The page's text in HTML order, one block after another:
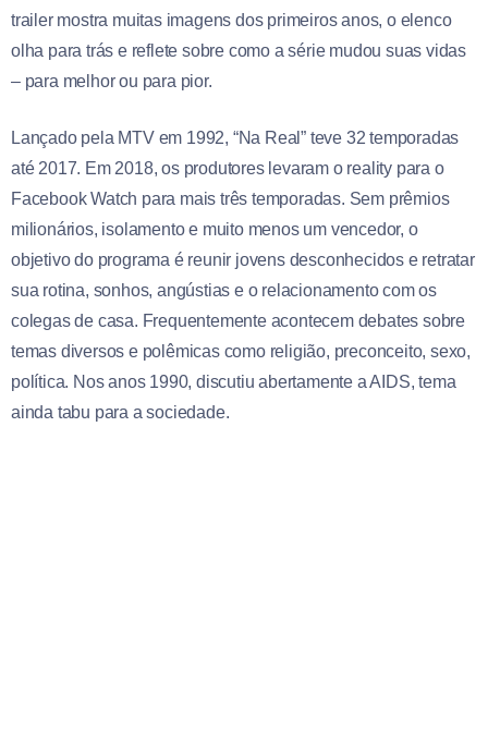
trailer mostra muitas imagens dos primeiros anos, o elenco
olha para trás e reflete sobre como a série mudou suas vidas
– para melhor ou para pior.
Lançado pela MTV em 1992, “Na Real” teve 32 temporadas
até 2017. Em 2018, os produtores levaram o reality para o
Facebook Watch para mais três temporadas. Sem prêmios
milionários, isolamento e muito menos um vencedor, o
objetivo do programa é reunir jovens desconhecidos e retratar
sua rotina, sonhos, angústias e o relacionamento com os
colegas de casa. Frequentemente acontecem debates sobre
temas diversos e polêmicas como religião, preconceito, sexo,
política. Nos anos 1990, discutiu abertamente a AIDS, tema
ainda tabu para a sociedade.